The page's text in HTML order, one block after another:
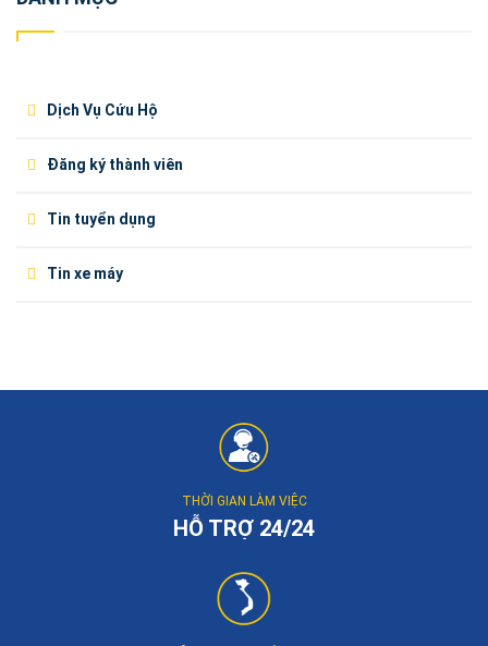
Dịch Vụ Cứu Hộ
Đăng ký thành viên
Tin tuyển dụng
Tin xe máy
THỜI GIAN LÀM VIỆC
HỖ TRỢ 24/24